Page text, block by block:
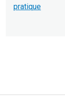
pratique